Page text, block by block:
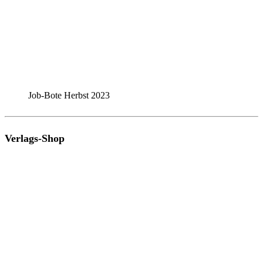
Job-Bote Herbst 2023
Verlags-Shop